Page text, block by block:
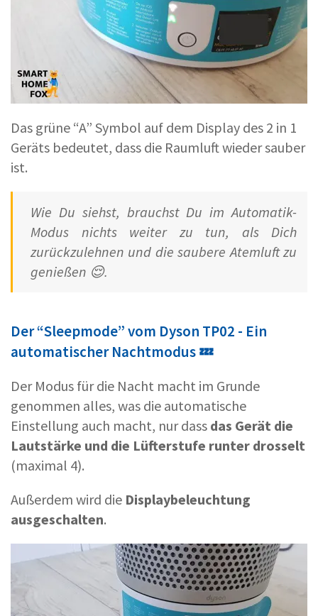
Das grüne “A” Symbol auf dem Display des 2 in 1
Geräts bedeutet, dass die Raumluft wieder sauber
ist.
Wie Du siehst, brauchst Du im Automatik-
Modus nichts weiter zu tun, als Dich
zurückzulehnen und die saubere Atemluft zu
genießen 😌.
Der “Sleepmode” vom Dyson TP02 - Ein
automatischer Nachtmodus 💤
Der Modus für die Nacht macht im Grunde
genommen alles, was die automatische
Einstellung auch macht, nur dass das Gerät die
Lautstärke und die Lüfterstufe runter drosselt
(maximal 4).
Außerdem wird die Displaybeleuchtung
ausgeschalten.